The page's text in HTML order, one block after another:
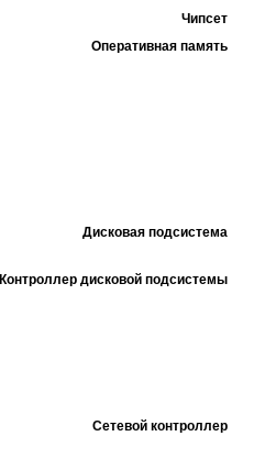
Чипсет
Оперативная память
Дисковая подсистема
Контроллер дисковой подсистемы
Сетевой контроллер